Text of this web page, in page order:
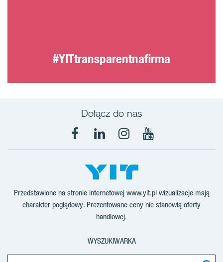
#YITtransparentnafirma
Dołącz do nas
Facebook
LinkedInInstagram
YouTube
Przedstawione na stronie internetowej www.yit.pl wizualizacje mają
charakter poglądowy. Prezentowane ceny nie stanowią oferty
handlowej.
WYSZUKIWARKA